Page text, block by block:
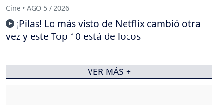
Cine • AGO 5 / 2026
¡Pilas! Lo más visto de Netflix cambió otra
vez y este Top 10 está de locos
VER MÁS +